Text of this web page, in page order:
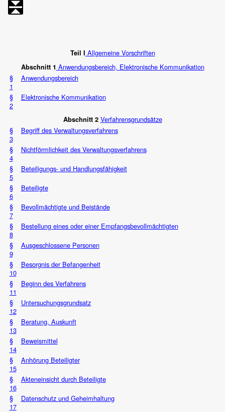
Teil I Allgemeine Vorschriften
Abschnitt 1 Anwendungsbereich, Elektronische Kommunikation
§
1
Anwendungsbereich
§
2
Elektronische Kommunikation
Abschnitt 2 Verfahrensgrundsätze
§
3
Begriff des Verwaltungsverfahrens
§
4
Nichtförmlichkeit des Verwaltungsverfahrens
§
5
Beteiligungs- und Handlungsfähigkeit
§
6
Beteiligte
§
7
Bevollmächtigte und Beistände
§
8
Bestellung eines oder einer Empfangsbevollmächtigten
§
9
Ausgeschlossene Personen
§
10
Besorgnis der Befangenheit
§
11
Beginn des Verfahrens
§
12
Untersuchungsgrundsatz
§
13
Beratung, Auskunft
§
14
Beweismittel
§
15
Anhörung Beteiligter
§
16
Akteneinsicht durch Beteiligte
§
17
Datenschutz und Geheimhaltung